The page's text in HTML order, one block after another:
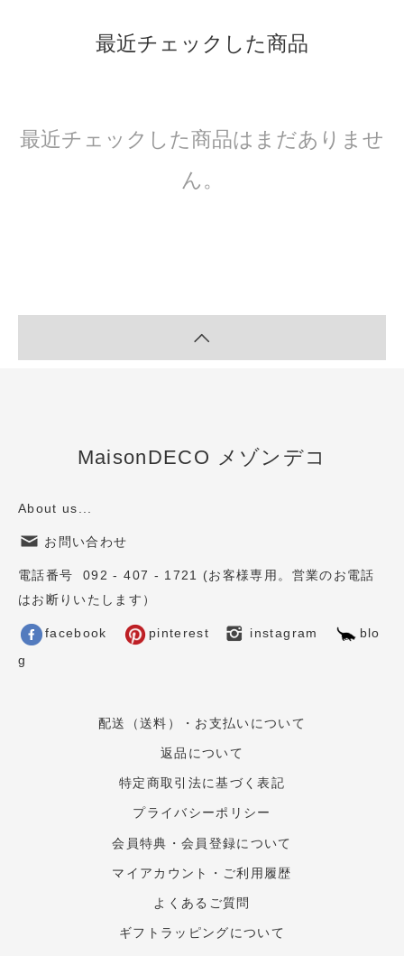
最近チェックした商品
最近チェックした商品はまだありませ
ん。
MaisonDECO メゾンデコ
About us...
お問い合わせ
電話番号 092 - 407 - 1721 (お客様専用。営業のお電話
はお断りいたします）
facebook pinterest instagram
blo
g
配送（送料）・お支払いについて
返品について
特定商取引法に基づく表記
プライバシーポリシー
会員特典・会員登録について
マイアカウント・ご利用履歴
よくあるご質問
ギフトラッピングについて